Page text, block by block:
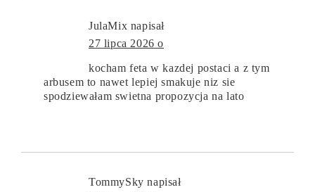
JulaMix napisał
27 lipca 2026 o
kocham feta w kazdej postaci a z tym
arbusem to nawet lepiej smakuje niz sie
spodziewałam swietna propozycja na lato
TommySky napisał